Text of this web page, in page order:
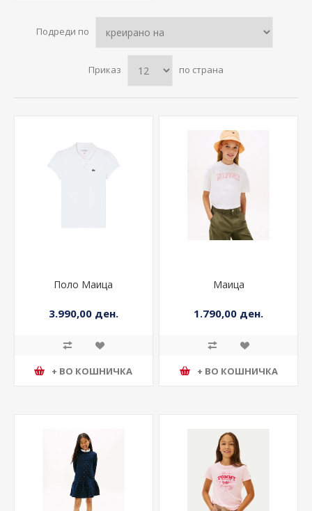
Подреди по
Приказ по страна
Поло Маица
3.990,00 ден.
+ ВО КОШНИЧКА
Маица
1.790,00 ден.
+ ВО КОШНИЧКА